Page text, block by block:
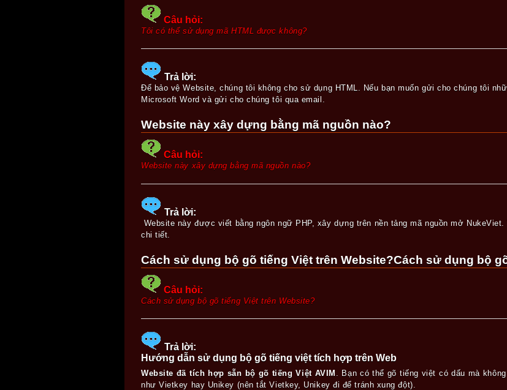
Câu hỏi:
Tôi có thể sử dụng mã HTML được không?
Trả lời:
Để bảo vệ Website, chúng tôi không cho sử dụng HTML. Nếu bạn muốn gửi cho chúng tôi
Microsoft Word và gửi cho chúng tôi qua email.
Website này xây dựng bằng mã nguồn nào?
Câu hỏi:
Website này xây dựng bằng mã nguồn nào?
Trả lời:
Website này được viết bằng ngôn ngữ PHP, xây dựng trên nền tảng mã nguồn mở
chi tiết.
Cách sử dụng bộ gõ tiếng Việt trên Website?Cách sử dụng bộ
Câu hỏi:
Cách sử dụng bộ gõ tiếng Việt trên Website?
Trả lời:
Hướng dẫn sử dụng bộ gõ tiếng việt tích hợp trên Web
Website đã tích hợp sẵn bộ gõ tiếng Việt AVIM . Bạn có thể gõ tiếng việt có dấu mà
như Vietkey hay Unikey (nên tắt Vietkey, Unikey đi để tránh xung đột).